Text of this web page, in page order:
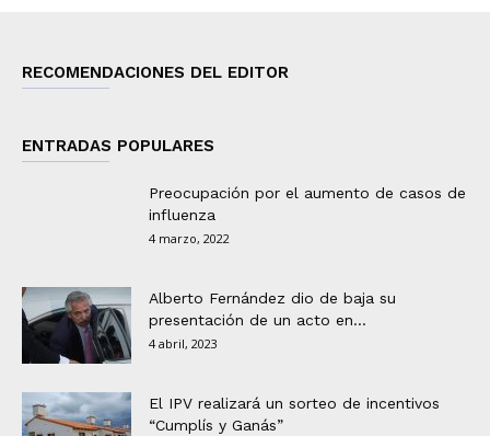
RECOMENDACIONES DEL EDITOR
ENTRADAS POPULARES
Preocupación por el aumento de casos de
influenza
4 marzo, 2022
Alberto Fernández dio de baja su
presentación de un acto en...
4 abril, 2023
El IPV realizará un sorteo de incentivos
“Cumplís y Ganás”